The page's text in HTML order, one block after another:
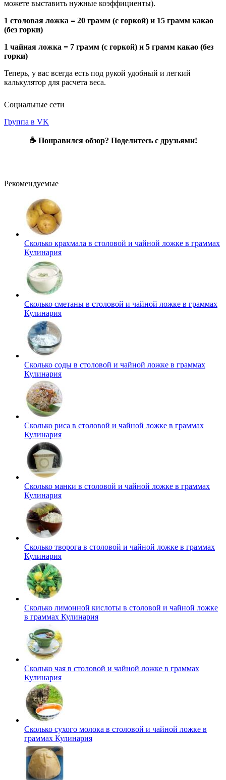
можете выставить нужные коэффициенты).
1 столовая ложка = 20 грамм (с горкой) и 15 грамм какао
(без горки)
1 чайная ложка = 7 грамм (с горкой) и 5 грамм какао (без
горки)
Теперь, у вас всегда есть под рукой удобный и легкий
калькулятор для расчета веса.
Социальные сети
Группа в VK
☕ Понравился обзор? Поделитесь с друзьями!
Рекомендуемые
Сколько крахмала в столовой и чайной ложке в граммах
Кулинария
Сколько сметаны в столовой и чайной ложке в граммах
Кулинария
Сколько соды в столовой и чайной ложке в граммах
Кулинария
Сколько риса в столовой и чайной ложке в граммах
Кулинария
Сколько манки в столовой и чайной ложке в граммах
Кулинария
Сколько творога в столовой и чайной ложке в граммах
Кулинария
Сколько лимонной кислоты в столовой и чайной ложке
в граммах Кулинария
Сколько чая в столовой и чайной ложке в граммах
Кулинария
Сколько сухого молока в столовой и чайной ложке в
граммах Кулинария